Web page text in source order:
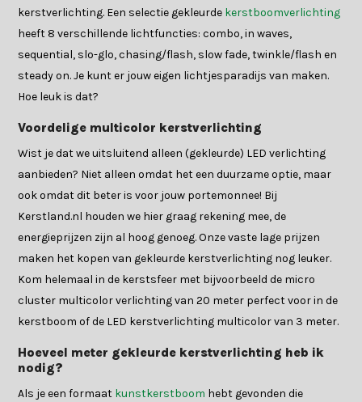
kerstverlichting. Een selectie gekleurde kerstboomverlichting
heeft 8 verschillende lichtfuncties: combo, in waves,
sequential, slo-glo, chasing/flash, slow fade, twinkle/flash en
steady on. Je kunt er jouw eigen lichtjesparadijs van maken.
Hoe leuk is dat?
Voordelige multicolor kerstverlichting
Wist je dat we uitsluitend alleen (gekleurde) LED verlichting
aanbieden? Niet alleen omdat het een duurzame optie, maar
ook omdat dit beter is voor jouw portemonnee! Bij
Kerstland.nl houden we hier graag rekening mee, de
energieprijzen zijn al hoog genoeg. Onze vaste lage prijzen
maken het kopen van gekleurde kerstverlichting nog leuker.
Kom helemaal in de kerstsfeer met bijvoorbeeld de micro
cluster multicolor verlichting van 20 meter perfect voor in de
kerstboom of de LED kerstverlichting multicolor van 3 meter.
Hoeveel meter gekleurde kerstverlichting heb ik
nodig?
Als je een formaat kunstkerstboom hebt gevonden die